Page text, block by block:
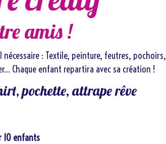
amis !
: Textile, peinture, feutres, pochoirs,
Chaque enfant repartira avec sa création !
pochette, attrape rêve
10 enfants